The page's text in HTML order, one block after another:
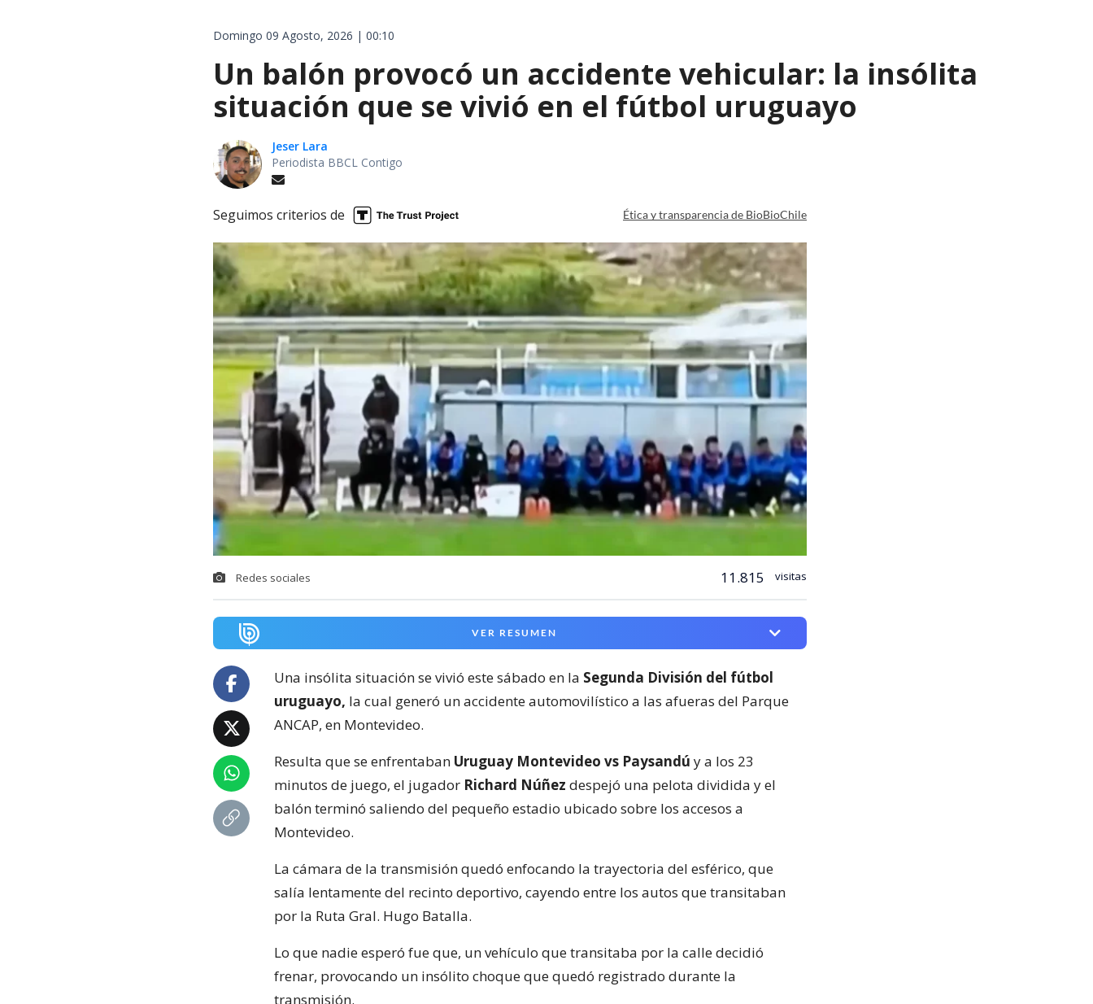
Domingo 09 Agosto, 2026 | 00:10
Un balón provocó un accidente vehicular: la insólita
situación que se vivió en el fútbol uruguayo
Jeser Lara
Periodista BBCL Contigo
Seguimos criterios de Ética y transparencia de BioBioChile
Redes sociales 11.815 visitas
VER RESUMEN
Una insólita situación se vivió este sábado en la Segunda División del fútbol
uruguayo, la cual generó un accidente automovilístico a las afueras del Parque
ANCAP, en Montevideo.
Resulta que se enfrentaban Uruguay Montevideo vs Paysandú y a los 23
minutos de juego, el jugador Richard Núñez despejó una pelota dividida y el
balón terminó saliendo del pequeño estadio ubicado sobre los accesos a
Montevideo.
La cámara de la transmisión quedó enfocando la trayectoria del esférico, que
salía lentamente del recinto deportivo, cayendo entre los autos que transitaban
por la Ruta Gral. Hugo Batalla.
Lo que nadie esperó fue que, un vehículo que transitaba por la calle decidió
frenar, provocando un insólito choque que quedó registrado durante la
transmisión.